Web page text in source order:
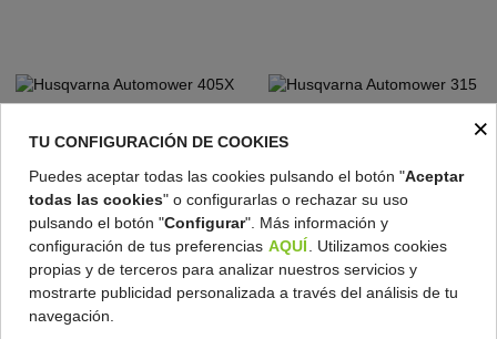
2.199,00 €IVA incluido Consultar
plazo de entrega
1.999,00 €IVA incluido Consultar
plazo de entrega
×
TU CONFIGURACIÓN DE COOKIES
Puedes aceptar todas las cookies pulsando el botón "Aceptar
todas las cookies" o configurarlas o rechazar su uso
pulsando el botón "Configurar". Más información y
configuración de tus preferencias AQUÍ
. Utilizamos cookies
propias y de terceros para analizar nuestros servicios y
mostrarte publicidad personalizada a través del análisis de tu
navegación.